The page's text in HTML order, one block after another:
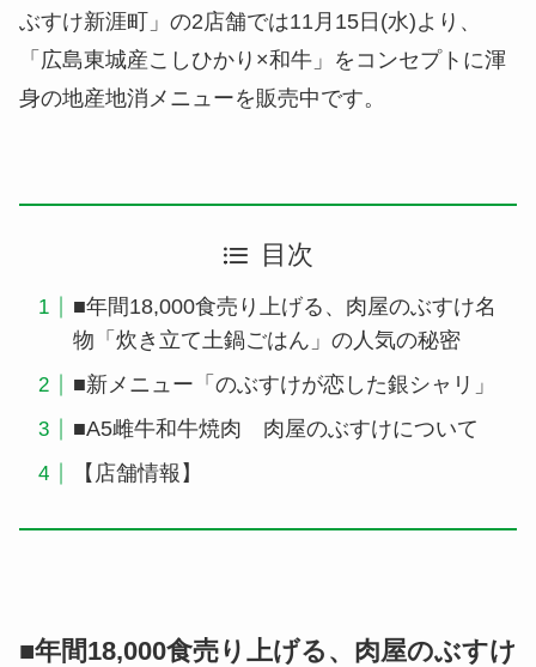
ぶすけ新涯町」の2店舗では11月15日(水)より、
「広島東城産こしひかり×和牛」をコンセプトに渾
身の地産地消メニューを販売中です。
目次
■年間18,000食売り上げる、肉屋のぶすけ名
物「炊き立て土鍋ごはん」の人気の秘密
■新メニュー「のぶすけが恋した銀シャリ」
■A5雌牛和牛焼肉 肉屋のぶすけについて
【店舗情報】
■年間18,000食売り上げる、肉屋のぶすけ